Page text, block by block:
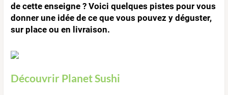
de cette enseigne ? Voici quelques pistes pour vous
donner une idée de ce que vous pouvez y déguster,
sur place ou en livraison.
Découvrir Planet Sushi